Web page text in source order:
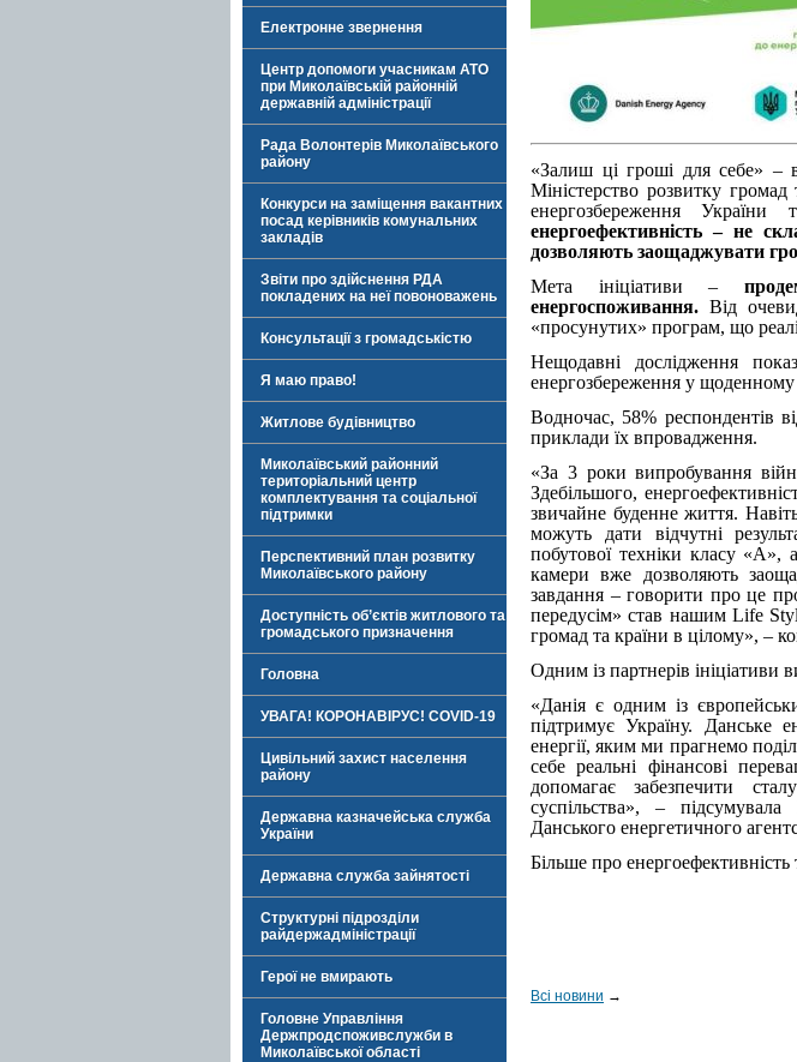
Електронне звернення
Центр допомоги учасникам АТО
при Миколаївській районній
державній адміністрації
Рада Волонтерів Миколаївського
району
Конкурси на заміщення вакантних
посад керівників комунальних
закладів
Звіти про здійснення РДА
покладених на неї повоноважень
Консультації з громадськістю
Я маю право!
Житлове будівництво
Миколаївський районний
територіальний центр
комплектування та соціальної
підтримки
Перспективний план розвитку
Миколаївського району
Доступність об’єктів житлового та
громадського призначення
Головна
УВАГА! КОРОНАВІРУС! COVID-19
Цивільний захист населення
району
Державна казначейська служба
України
Державна служба зайнятості
Структурні підрозділи
райдержадміністрації
Герої не вмирають
Головне Управління
Держпродспоживслужби в
Миколаївської області
«Залиш ці гроші для себе» –
Міністерство розвитку
енергозбереження
енергоефективність – не
дозволяють заощаджувати
Мета ініціативи –
енергоспоживання. Від
«просунутих» програм, що
Нещодавні дослідження
енергозбереження у щоденному
Водночас, 58% респондентів
приклади їх впровадження.
«За 3 роки випробування
Здебільшого,
звичайне буденне життя.
можуть дати відчутні
побутової техніки класу «А»,
камери вже дозволяють
завдання – говорити про це
передусім» став нашим Life
громад та країни в цілому», –
Одним із партнерів ініціативи
«Данія є одним із
підтримує Україну. Данське
енергії, яким ми прагнемо
себе реальні фінансові
допомагає забезпечити
суспільства», –
Данського енергетичного
Більше про енергоефективність
Всі новини →